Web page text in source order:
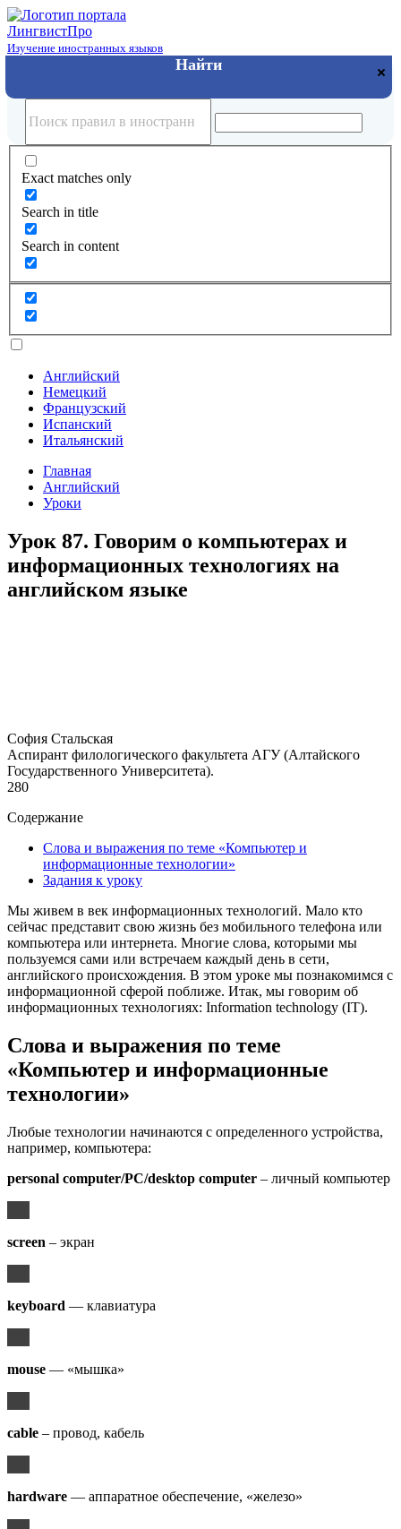
ЛингвистПро
Изучение иностранных языков
Exact matches only
Search in title
Search in content
Английский
Немецкий
Французский
Испанский
Итальянский
Главная
Английский
Уроки
Урок 87. Говорим о компьютерах и
информационных технологиях на
английском языке
София Стальская
Аспирант филологического факультета АГУ (Алтайского
Государственного Университета).
280
Содержание
Слова и выражения по теме «Компьютер и
информационные технологии»
Задания к уроку
Мы живем в век информационных технологий. Мало кто
сейчас представит свою жизнь без мобильного телефона или
компьютера или интернета. Многие слова, которыми мы
пользуемся сами или встречаем каждый день в сети,
английского происхождения. В этом уроке мы познакомимся с
информационной сферой поближе. Итак, мы говорим об
информационных технологиях: Information technology (IT).
Слова и выражения по теме
«Компьютер и информационные
технологии»
Любые технологии начинаются с определенного устройства,
например, компьютера:
personal computer/PC/desktop computer – личный компьютер
screen – экран
keyboard — клавиатура
mouse — «мышка»
cable – провод, кабель
hardware — аппаратное обеспечение, «железо»